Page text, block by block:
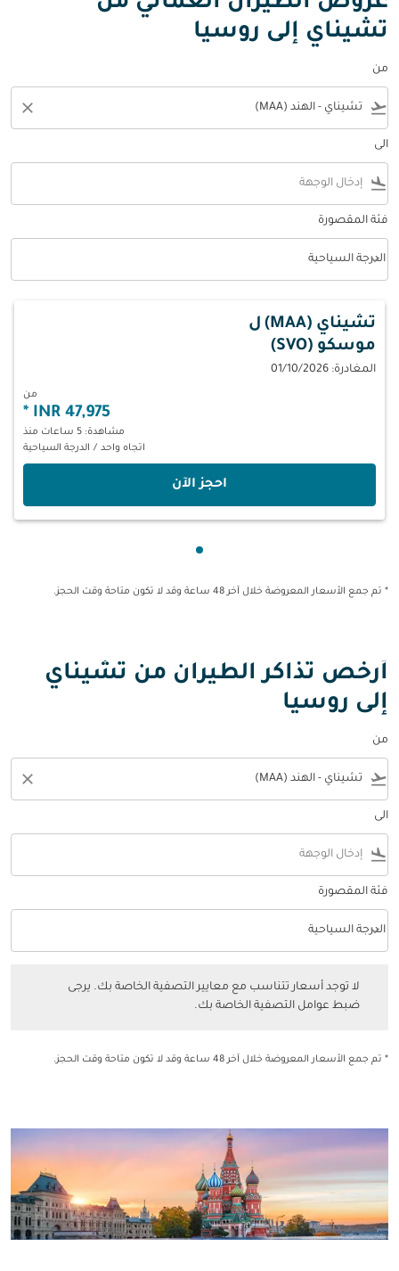
تشيناي إلى روسيا
من
flight_takeoff
close
الى
flight_land
فئة المقصورة
فئة المقصورة option الدرجة السياحية Selected
الدرجة السياحية
keyboard_arrow_down
تشيناي (MAA)
ل
موسكو (SVO)
المغادرة: 01/10/2026
من
47,975 INR
*
مشاهدة: 5 ساعات منذ
اتجاه واحد / الدرجة السياحية
‫احجز الآن‬
* تم جمع الأسعار المعروضة خلال آخر 48 ساعة وقد لا تكون متاحة وقت الحجز.
أرخص تذاكر الطيران من تشيناي
إلى روسيا
من
flight_takeoff
close
الى
flight_land
فئة المقصورة
فئة المقصورة option الدرجة السياحية Selected
الدرجة السياحية
keyboard_arrow_down
لا توجد أسعار تتناسب مع معايير التصفية الخاصة بك. يرجى
ضبط عوامل التصفية الخاصة بك.
* تم جمع الأسعار المعروضة خلال آخر 48 ساعة وقد لا تكون متاحة وقت الحجز.